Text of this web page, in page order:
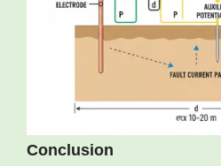
Conclusion